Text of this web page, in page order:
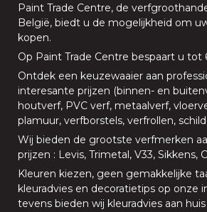
Paint Trade Centre, de
België, biedt u de mogelijkheid om
kopen.
Op Paint Trade Centre bespaart u tot
Ontdek een keuzewaaier aan
interesante prijzen (binnen- en
houtverf, PVC verf, metaalverf,
plamuur, verfborstels, verfrollen,
Wij bieden de grootste verfmerken
prijzen : Levis, Trimetal, V33, Sikkens,
Kleuren kiezen, geen gemakkelijke
kleuradvies en decoratietips op onze
tevens bieden wij kleuradvies aan